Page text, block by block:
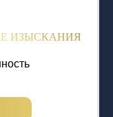
ИЗЫСКАНИЯ